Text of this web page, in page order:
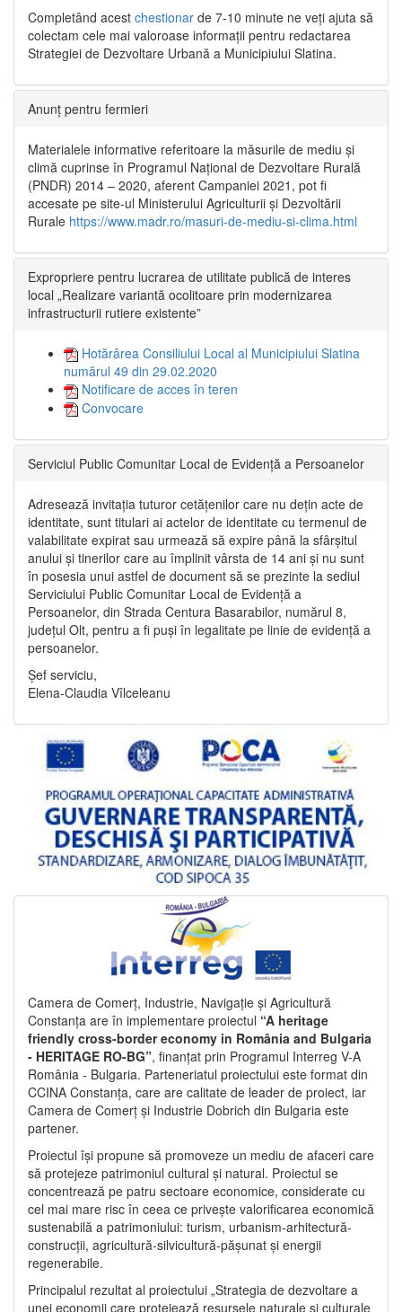
Completând acest chestionar de 7-10 minute ne veți ajuta să
colectam cele mai valoroase informații pentru redactarea
Strategiei de Dezvoltare Urbană a Municipiului Slatina.
Anunț pentru fermieri
Materialele informative referitoare la măsurile de mediu și
climă cuprinse în Programul Național de Dezvoltare Rurală
(PNDR) 2014 – 2020, aferent Campaniei 2021, pot fi
accesate pe site-ul Ministerului Agriculturii și Dezvoltării
Rurale https://www.madr.ro/masuri-de-mediu-si-clima.html
Expropriere pentru lucrarea de utilitate publică de interes
local „Realizare variantă ocolitoare prin modernizarea
infrastructurii rutiere existente”
Hotărârea Consiliului Local al Municipiului Slatina
numărul 49 din 29.02.2020
Notificare de acces în teren
Convocare
Serviciul Public Comunitar Local de Evidență a Persoanelor
Adresează invitația tuturor cetățenilor care nu dețin acte de
identitate, sunt titulari ai actelor de identitate cu termenul de
valabilitate expirat sau urmează să expire până la sfârșitul
anului și tinerilor care au împlinit vârsta de 14 ani și nu sunt
în posesia unui astfel de document să se prezinte la sediul
Serviciului Public Comunitar Local de Evidență a
Persoanelor, din Strada Centura Basarabilor, numărul 8,
județul Olt, pentru a fi puși în legalitate pe linie de evidență a
persoanelor.
Șef serviciu,
Elena-Claudia Vîlceleanu
Camera de Comerț, Industrie, Navigație și Agricultură
Constanța are în implementare proiectul “A heritage
friendly cross-border economy in România and Bulgaria
- HERITAGE RO-BG”, finanțat prin Programul Interreg V-A
România - Bulgaria. Parteneriatul proiectului este format din
CCINA Constanța, care are calitate de leader de proiect, iar
Camera de Comerț și Industrie Dobrich din Bulgaria este
partener.
Proiectul își propune să promoveze un mediu de afaceri care
să protejeze patrimoniul cultural și natural. Proiectul se
concentrează pe patru sectoare economice, considerate cu
cel mai mare risc în ceea ce privește valorificarea economică
sustenabilă a patrimoniului: turism, urbanism-arhitectură-
construcții, agricultură-silvicultură-pășunat și energii
regenerabile.
Principalul rezultat al proiectului „Strategia de dezvoltare a
unei economii care protejează resursele naturale și culturale